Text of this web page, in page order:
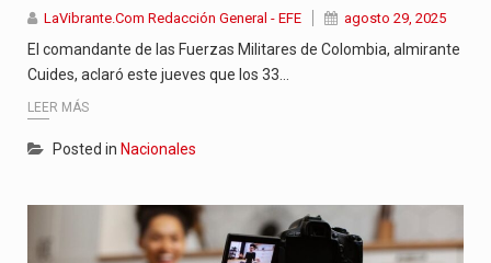
LaVibrante.Com Redacción General - EFE agosto 29, 2025
El comandante de las Fuerzas Militares de Colombia, almirante
Cuides, aclaró este jueves que los 33…
LEER MÁS
Posted in Nacionales